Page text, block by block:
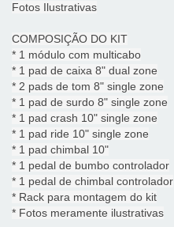
Fotos Ilustrativas
COMPOSIÇÃO DO KIT
* 1 módulo com multicabo
* 1 pad de caixa 8" dual zone
* 2 pads de tom 8" single zone
* 1 pad de surdo 8" single zone
* 1 pad crash 10" single zone
* 1 pad ride 10" single zone
* 1 pad chimbal 10"
* 1 pedal de bumbo controlador
* 1 pedal de chimbal controlador
* Rack para montagem do kit
* Fotos meramente ilustrativas